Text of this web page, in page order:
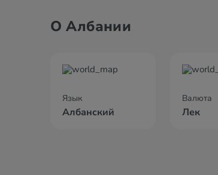
О Албании
Язык
Албанский
Валюта
Лек